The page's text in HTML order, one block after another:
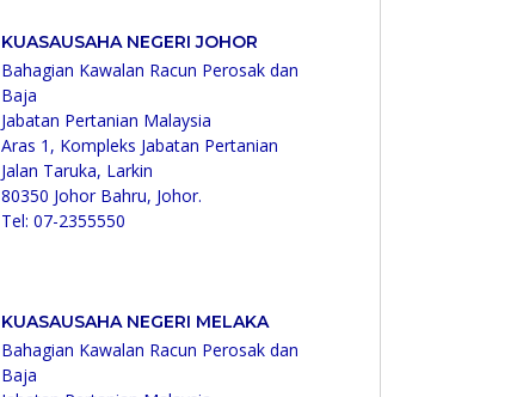
KUASAUSAHA NEGERI JOHOR
Bahagian Kawalan Racun Perosak dan
Baja
Jabatan Pertanian Malaysia
Aras 1, Kompleks Jabatan Pertanian
Jalan Taruka, Larkin
80350 Johor Bahru, Johor.
Tel: 07-2355550
KUASAUSAHA NEGERI MELAKA
Bahagian Kawalan Racun Perosak dan
Baja